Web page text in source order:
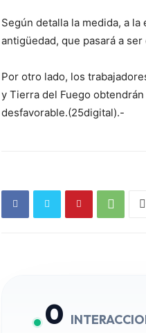
Según detalla la medida, a la
antigüedad, que pasará a
Por otro lado, los
y Tierra del Fuego
desfavorable.(25digital).-
0